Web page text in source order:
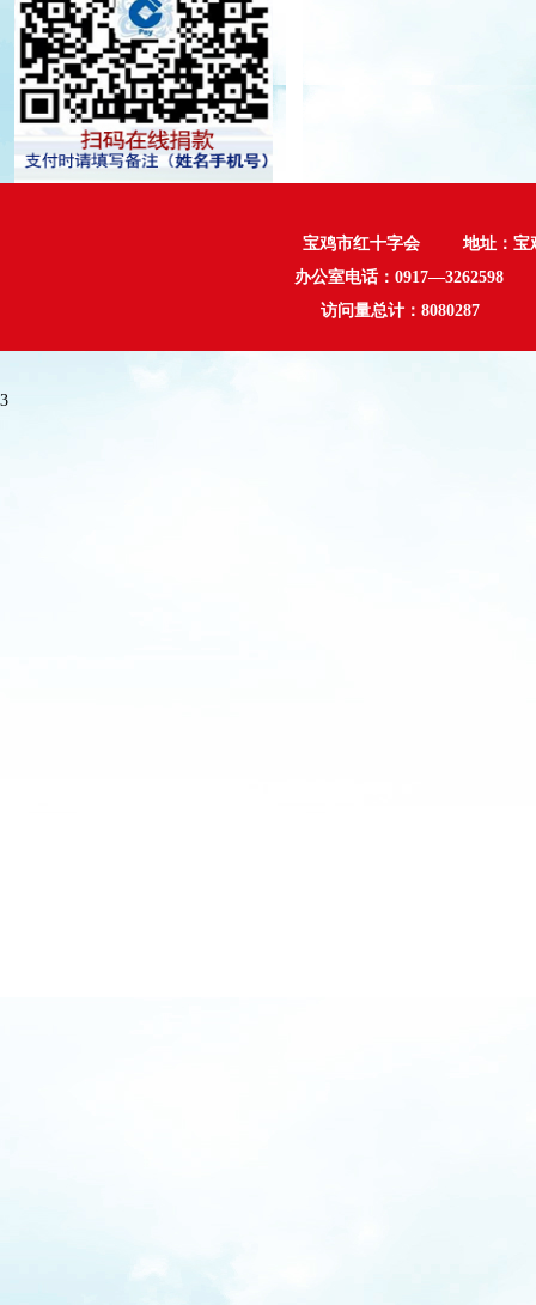
宝鸡市红十字会 地址：宝
办公室电话：
访问量总计： 8080287
3